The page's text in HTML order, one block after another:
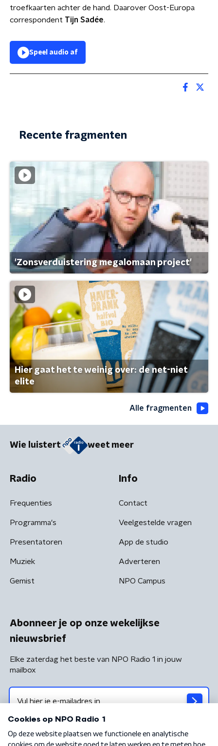
troefkaarten achter de hand. Daarover Oost-Europa
correspondent Tijn Sadée.
Speel audio af
Recente fragmenten
'Zonsverduistering megalomaan project'
Hier gaat het te weinig over: de net-niet
elite
Alle fragmenten
Wie luistert weet meer
Radio
Frequenties
Programma's
Presentatoren
Muziek
Gemist
Info
Contact
Veelgestelde vragen
App de studio
Adverteren
NPO Campus
Abonneer je op onze wekelijkse
nieuwsbrief
Elke zaterdag het beste van NPO Radio 1 in jouw
mailbox